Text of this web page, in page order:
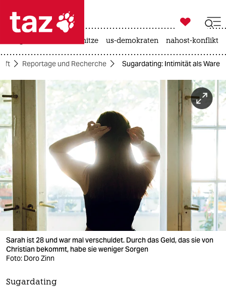
 taz zahl ich
taz zahl ich
themen
politik
öko
gesellschaft
kultur
sport
berlin
nord

taz zahl ich
hitze us-demokraten nahost-konflikt
Reportage und Recherche Sugardating: Intimität als Ware
Sarah ist 28 und war mal verschuldet. Durch das Geld, das sie von
Christian bekommt, habe sie weniger Sorgen
Foto: Doro Zinn
Sugardating